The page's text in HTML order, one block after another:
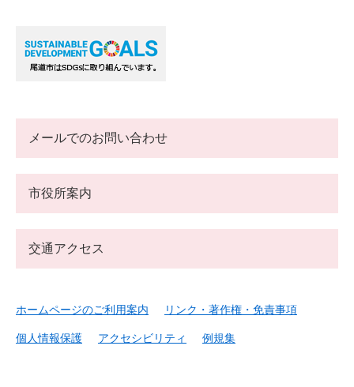
メールでのお問い合わせ
市役所案内
交通アクセス
ホームページのご利用案内 リンク・著作権・免責事項
個人情報保護 アクセシビリティ 例規集